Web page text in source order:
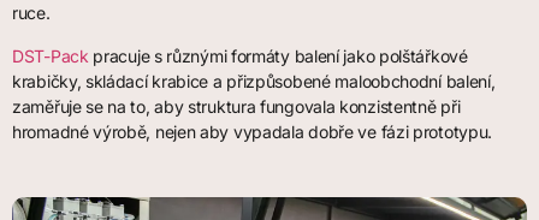
ruce.
DST-Pack pracuje s různými formáty balení jako polštářkové
krabičky, skládací krabice a přizpůsobené maloobchodní balení,
zaměřuje se na to, aby struktura fungovala konzistentně při
hromadné výrobě, nejen aby vypadala dobře ve fázi prototypu.